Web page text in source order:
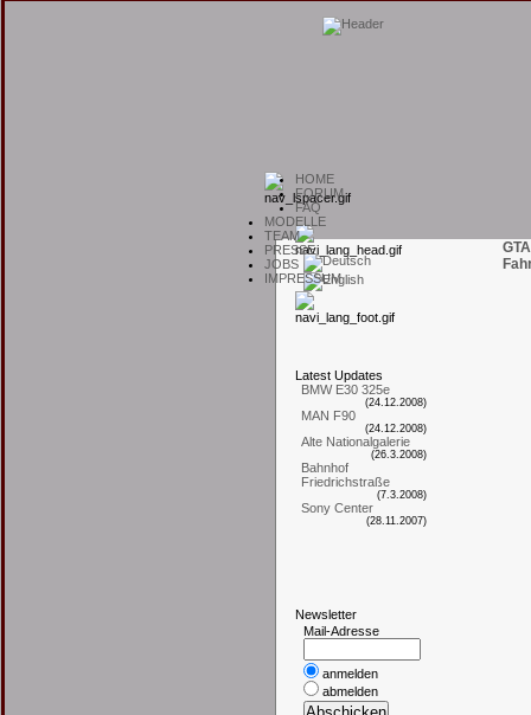
HOME
FORUM
FAQ
MODELLE
TEAM
PRESSE
JOBS
IMPRESSUM
L atest Updates
BMW E30 325e
(24.12.2008)
MAN F90
(24.12.2008)
Alte Nationalgalerie
(26.3.2008)
Bahnhof
Friedrichstraße
(7.3.2008)
Sony Center
(28.11.2007)
Newsletter
Mail-Adresse
anmelden
abmelden